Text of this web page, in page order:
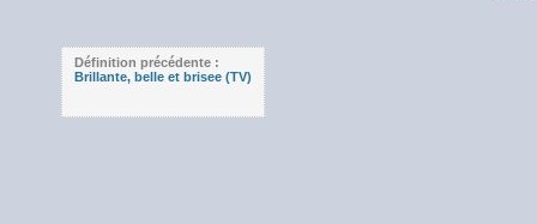
Définition précédente :
Brillante, belle et brisee (TV)